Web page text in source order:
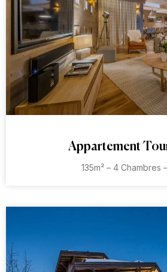
Appartement
135m² – 4 Chambres